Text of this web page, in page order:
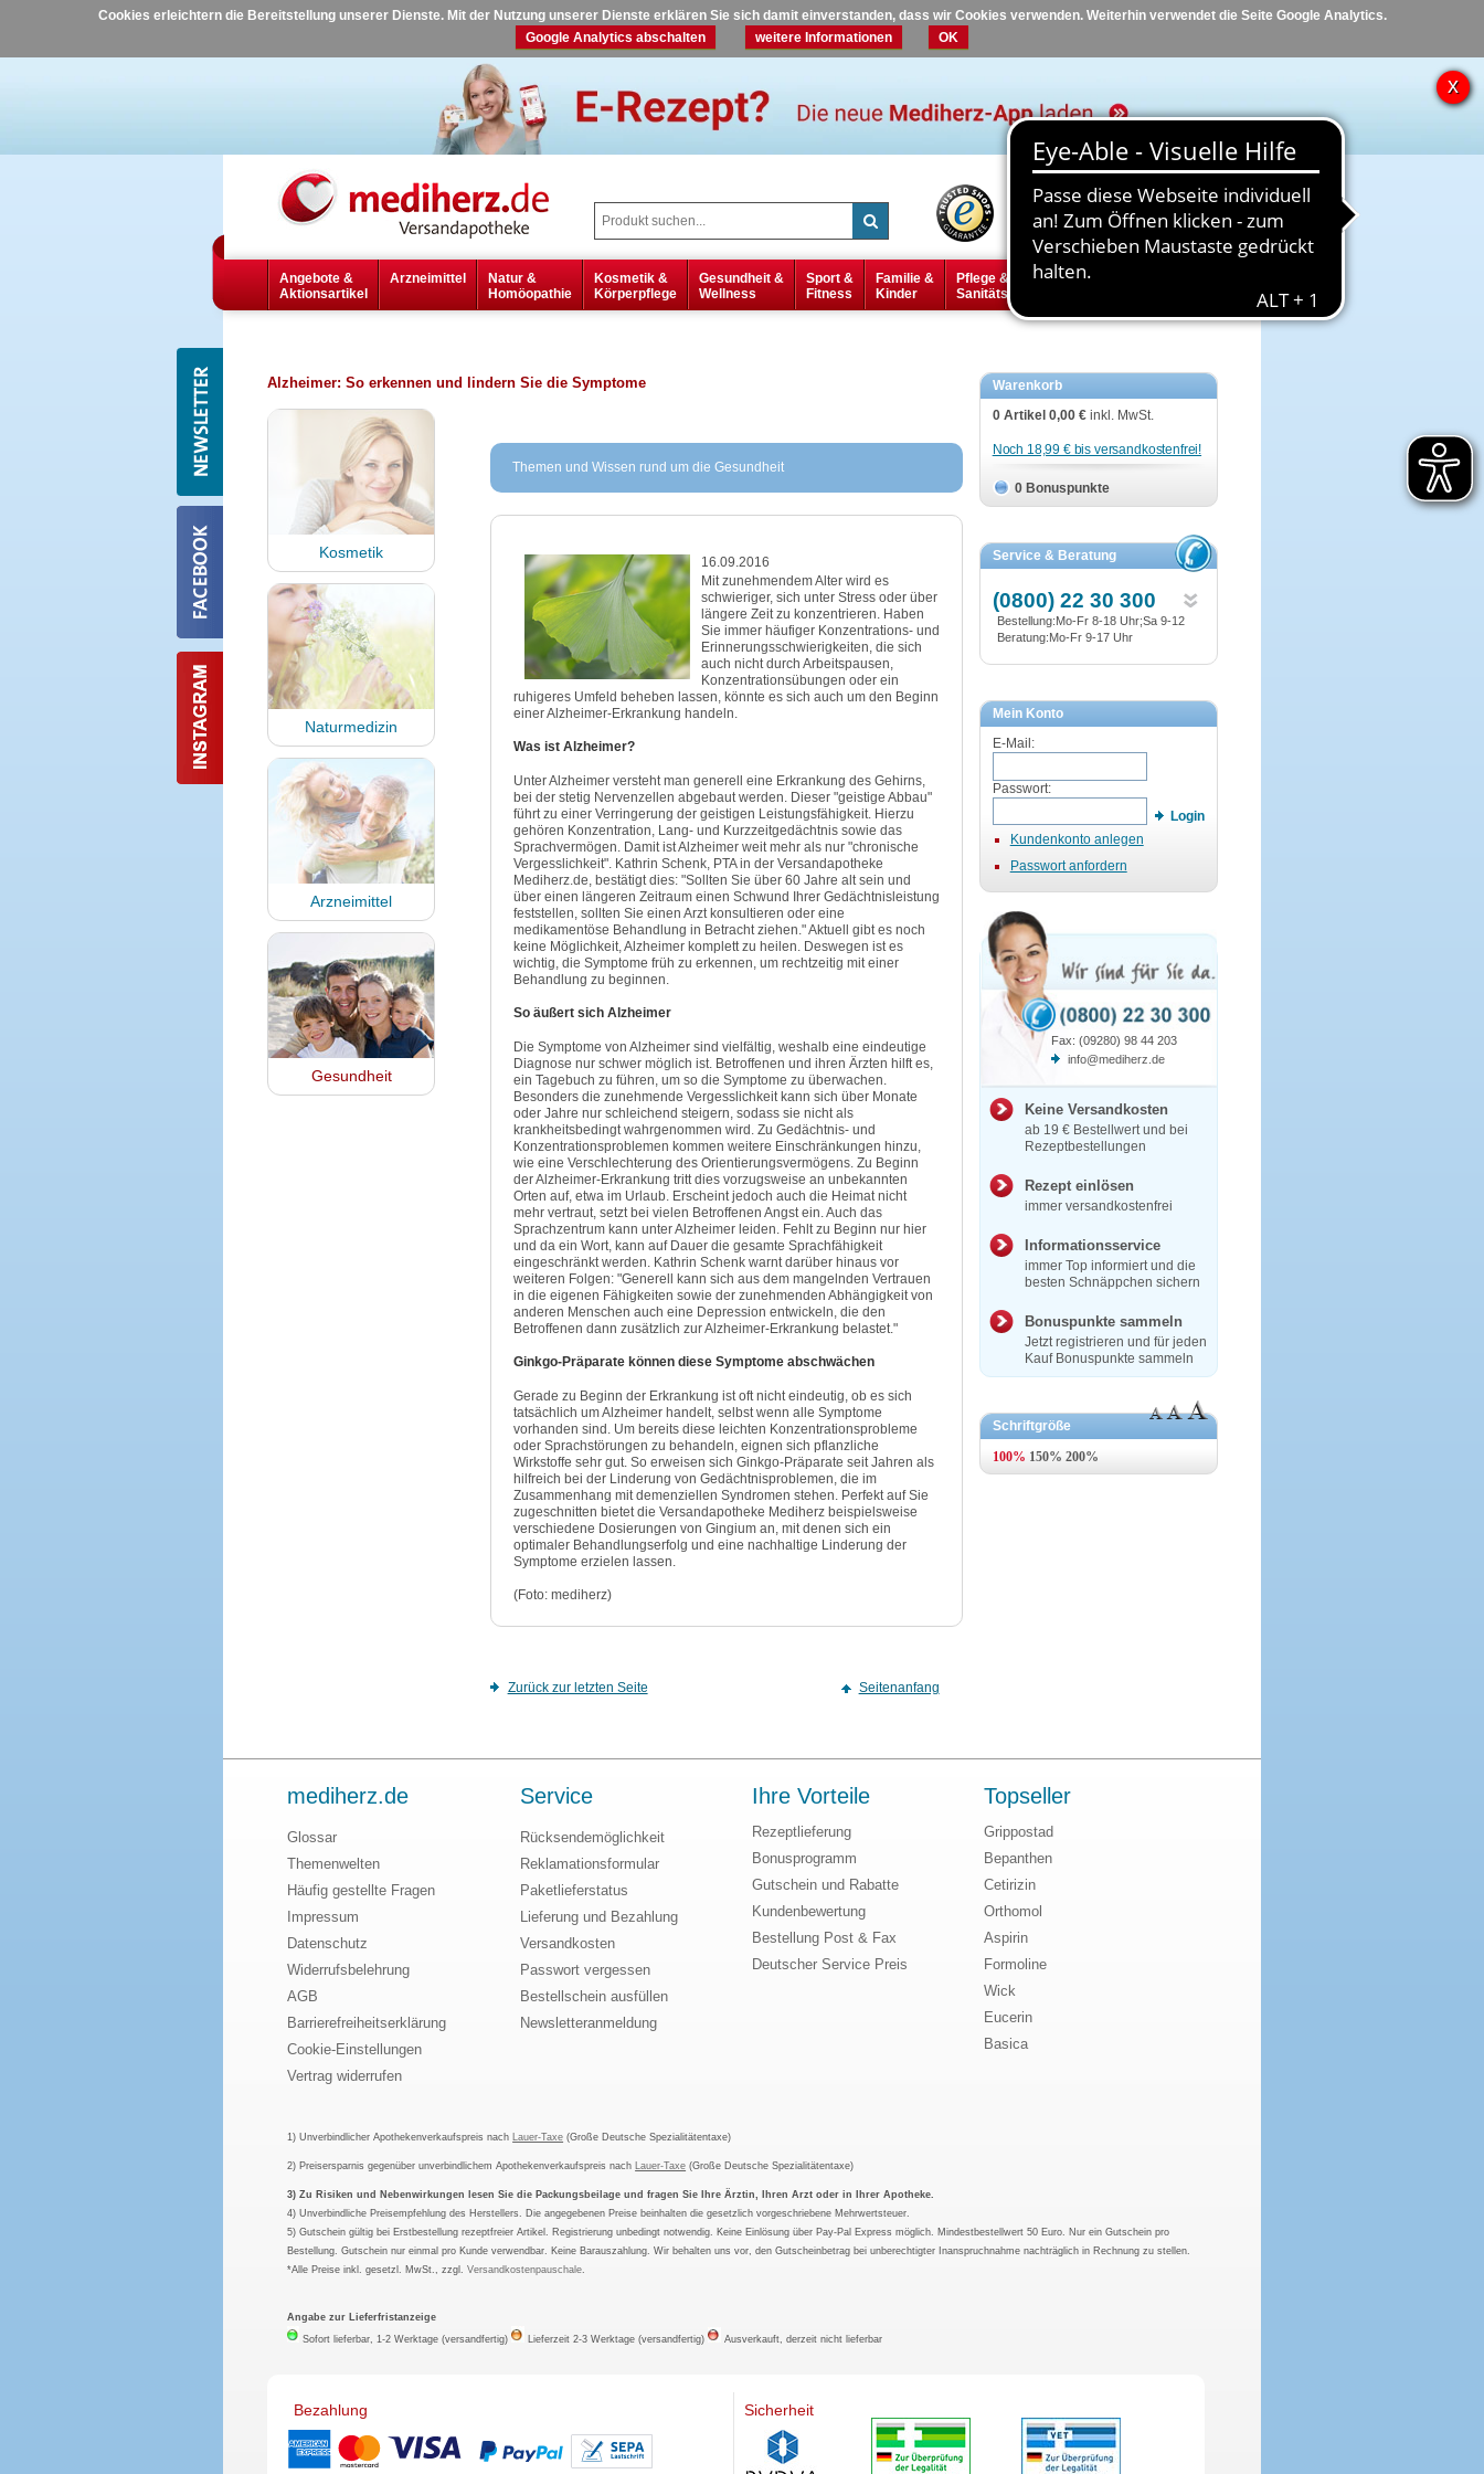
Cookies erleichtern die Bereitstellung unserer Dienste. Mit der Nutzung unserer Dienste erklären Sie sich damit einverstanden, dass wir Cookies verwenden. Weiterhin verwendet die Seite Google Analytics.
Google Analytics abschalten
weitere Informationen OK
Hilfe Kontakt
Angebote &
Aktionsartikel
Arzneimittel
Natur &
Homöopathie
Kosmetik &
Körperpflege
Gesundheit &
Wellness
Sport &
Fitness
Familie &
Kinder
Pflege &
Sanitätsbedarf
Diabetes
Themen und Wissen rund um die Gesundheit
16.09.2016
Alzheimer: So erkennen und lindern Sie die Symptome
Mit zunehmendem Alter wird es
schwieriger, sich unter Stress oder über
längere Zeit zu konzentrieren. Haben
Sie immer häufiger Konzentrations- und
Erinnerungsschwierigkeiten, die sich
auch nicht durch Arbeitspausen,
Konzentrationsübungen oder ein
ruhigeres Umfeld beheben lassen, könnte es sich auch um den Beginn
einer Alzheimer-Erkrankung handeln.
Was ist Alzheimer?
Unter Alzheimer versteht man generell eine Erkrankung des Gehirns,
bei der stetig Nervenzellen abgebaut werden. Dieser "geistige Abbau"
führt zu einer Verringerung der geistigen Leistungsfähigkeit. Hierzu
gehören Konzentration, Lang- und Kurzzeitgedächtnis sowie das
Sprachvermögen. Damit ist Alzheimer weit mehr als nur "chronische
Vergesslichkeit". Kathrin Schenk, PTA in der Versandapotheke
Mediherz.de, bestätigt dies: "Sollten Sie über 60 Jahre alt sein und
über einen längeren Zeitraum einen Schwund Ihrer Gedächtnisleistung
feststellen, sollten Sie einen Arzt konsultieren oder eine
medikamentöse Behandlung in Betracht ziehen." Aktuell gibt es noch
keine Möglichkeit, Alzheimer komplett zu heilen. Deswegen ist es
wichtig, die Symptome früh zu erkennen, um rechtzeitig mit einer
Behandlung zu beginnen.
So äußert sich Alzheimer
Die Symptome von Alzheimer sind vielfältig, weshalb eine eindeutige
Diagnose nur schwer möglich ist. Betroffenen und ihren Ärzten hilft es,
ein Tagebuch zu führen, um so die Symptome zu überwachen.
Besonders die zunehmende Vergesslichkeit kann sich über Monate
oder Jahre nur schleichend steigern, sodass sie nicht als
krankheitsbedingt wahrgenommen wird. Zu Gedächtnis- und
Konzentrationsproblemen kommen weitere Einschränkungen hinzu,
wie eine Verschlechterung des Orientierungsvermögens. Zu Beginn
der Alzheimer-Erkrankung tritt dies vorzugsweise an unbekannten
Orten auf, etwa im Urlaub. Erscheint jedoch auch die Heimat nicht
mehr vertraut, setzt bei vielen Betroffenen Angst ein. Auch das
Sprachzentrum kann unter Alzheimer leiden. Fehlt zu Beginn nur hier
und da ein Wort, kann auf Dauer die gesamte Sprachfähigkeit
eingeschränkt werden. Kathrin Schenk warnt darüber hinaus vor
weiteren Folgen: "Generell kann sich aus dem mangelnden Vertrauen
in die eigenen Fähigkeiten sowie der zunehmenden Abhängigkeit von
anderen Menschen auch eine Depression entwickeln, die den
Betroffenen dann zusätzlich zur Alzheimer-Erkrankung belastet."
Ginkgo-Präparate können diese Symptome abschwächen
Gerade zu Beginn der Erkrankung ist oft nicht eindeutig, ob es sich
tatsächlich um Alzheimer handelt, selbst wenn alle Symptome
vorhanden sind. Um bereits diese leichten Konzentrationsprobleme
oder Sprachstörungen zu behandeln, eignen sich pflanzliche
Wirkstoffe sehr gut. So erweisen sich Ginkgo-Präparate seit Jahren als
hilfreich bei der Linderung von Gedächtnisproblemen, die im
Zusammenhang mit demenziellen Syndromen stehen. Perfekt auf Sie
zugeschnitten bietet die Versandapotheke Mediherz beispielsweise
verschiedene Dosierungen von Gingium an, mit denen sich ein
optimaler Behandlungserfolg und eine nachhaltige Linderung der
Symptome erzielen lassen.
(Foto: mediherz)
Zurück zur letzten Seite Seitenanfang
Warenkorb
0 Artikel 0,00 € inkl. MwSt.
Noch 18,99 € bis versandkostenfrei!
0 Bonuspunkte
Service & Beratung
(0800) 22 30 300
Bestellung:Mo-Fr 8-18 Uhr;Sa 9-12
Beratung:Mo-Fr 9-17 Uhr
Mein Konto
E-Mail:
Passwort:
Login
Kundenkonto anlegen
Passwort anfordern
Fax: (09280) 98 44 203
info@mediherz.de
Keine Versandkosten
ab 19 € Bestellwert und bei
Rezeptbestellungen
Rezept einlösen
immer versandkostenfrei
Informationsservice
immer Top informiert und die
besten Schnäppchen sichern
Bonuspunkte sammeln
Jetzt registrieren und für jeden
Kauf Bonuspunkte sammeln
Schriftgröße
mediherz.de
Glossar
Themenwelten
Häufig gestellte Fragen
Impressum
Datenschutz
Widerrufsbelehrung
AGB
Barrierefreiheitserklärung
Cookie-Einstellungen
Vertrag widerrufen
Service
Rücksendemöglichkeit
Reklamationsformular
Paketlieferstatus
Lieferung und Bezahlung
Versandkosten
Passwort vergessen
Bestellschein ausfüllen
Newsletteranmeldung
Ihre Vorteile
Rezeptlieferung
Bonusprogramm
Gutschein und Rabatte
Kundenbewertung
Bestellung Post & Fax
Deutscher Service Preis
Topseller
Grippostad
Bepanthen
Cetirizin
Orthomol
Aspirin
Formoline
Wick
Eucerin
Basica
Kosmetik
Naturmedizin
Arzneimittel
Gesundheit
1) Unverbindlicher Apothekenverkaufspreis nach Lauer-Taxe (Große Deutsche Spezialitätentaxe)
2) Preisersparnis gegenüber unverbindlichem Apothekenverkaufspreis nach Lauer-Taxe (Große Deutsche Spezialitätentaxe)
3) Zu Risiken und Nebenwirkungen lesen Sie die Packungsbeilage und fragen Sie Ihre Ärztin, Ihren Arzt oder in Ihrer Apotheke.
4) Unverbindliche Preisempfehlung des Herstellers. Die angegebenen Preise beinhalten die gesetzlich vorgeschriebene Mehrwertsteuer.
5) Gutschein gültig bei Erstbestellung rezeptfreier Artikel. Registrierung unbedingt notwendig. Keine Einlösung über Pay-Pal Express möglich. Mindestbestellwert 50 Euro. Nur ein Gutschein pro
Bestellung. Gutschein nur einmal pro Kunde verwendbar. Keine Barauszahlung. Wir behalten uns vor, den Gutscheinbetrag bei unberechtigter Inanspruchnahme nachträglich in Rechnung zu stellen.
*Alle Preise inkl. gesetzl. MwSt., zzgl.Versandkostenpauschale
Angabe zur Lieferfristanzeige
Sofort lieferbar, 1-2 Werktage (versandfertig)
Lieferzeit 2-3 Werktage (versandfertig) Ausverkauft, derzeit nicht lieferbar
Bezahlung Sicherheit